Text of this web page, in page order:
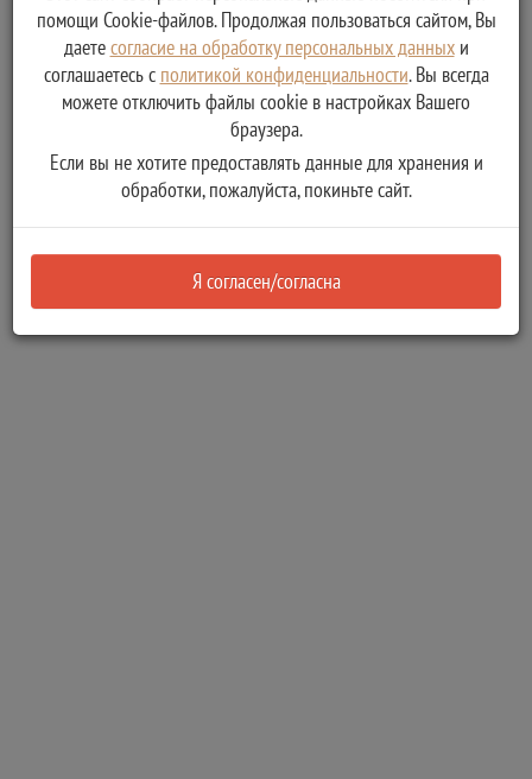
помощи Cookie-файлов. Продолжая пользоваться сайтом, Вы
даетесогласие на обработку персональных данныхи
соглашаетесь с политикой конфиденциальности. Вы всегда
можете отключить файлы cookie в настройках Вашего
браузера.
Если вы не хотите предоставлять данные для хранения и
обработки, пожалуйста, покиньте сайт.
Я согласен/согласна